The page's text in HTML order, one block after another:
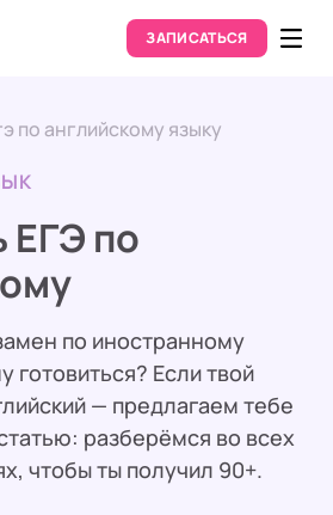
ЗАПИСАТЬСЯ
по английскому языку
ЕГЭ по
по иностранному
готовиться? Если твой
— предлагаем тебе
разберёмся во всех
чтобы ты получил 90+.